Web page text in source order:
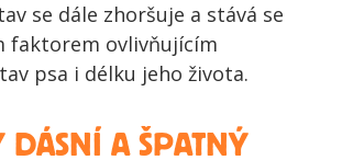
se dále zhoršuje a stává se
faktorem ovlivňujícím
psa i délku jeho života.
DÁSNÍ A ŠPATNÝ